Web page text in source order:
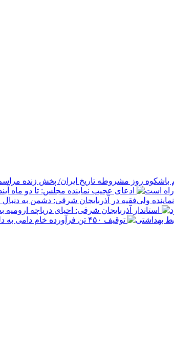
ادعای عجیب نماینده مجلس: تا دو ماه
نماینده ولی‌فقیه در آذربایجان شرقی: دشمن به
استاندار آذربایجان شرقی: احیای دریاچه
توقیف ۴۵۰ تن فرآورده خام دامی به دلیل رعایت نکردن ضوابط بهداشتی